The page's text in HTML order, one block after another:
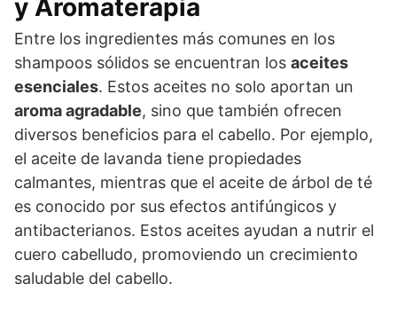
y Aromaterapia
Entre los ingredientes más comunes en los
shampoos sólidos se encuentran los aceites
esenciales. Estos aceites no solo aportan un
aroma agradable, sino que también ofrecen
diversos beneficios para el cabello. Por ejemplo,
el aceite de lavanda tiene propiedades
calmantes, mientras que el aceite de árbol de té
es conocido por sus efectos antifúngicos y
antibacterianos. Estos aceites ayudan a nutrir el
cuero cabelludo, promoviendo un crecimiento
saludable del cabello.